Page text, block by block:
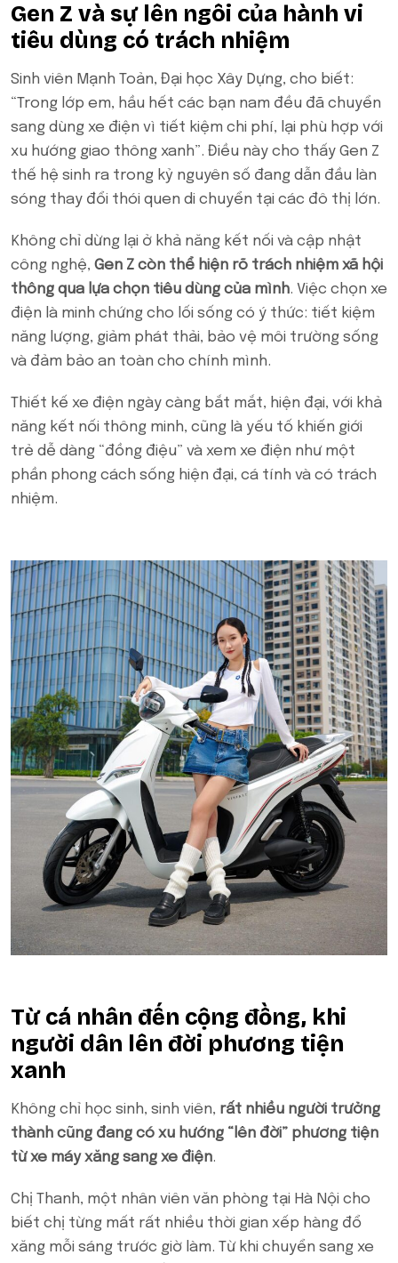
Gen Z và sự lên ngôi của hành vi
tiêu dùng có trách nhiệm
Sinh viên Mạnh Toản, Đại học Xây Dựng, cho biết:
“Trong lớp em, hầu hết các bạn nam đều đã chuyển
sang dùng xe điện vì tiết kiệm chi phí, lại phù hợp với
xu hướng giao thông xanh”. Điều này cho thấy Gen Z
thế hệ sinh ra trong kỷ nguyên số đang dẫn đầu làn
sóng thay đổi thói quen di chuyển tại các đô thị lớn.
Không chỉ dừng lại ở khả năng kết nối và cập nhật
công nghệ, Gen Z còn thể hiện rõ trách nhiệm xã hội
thông qua lựa chọn tiêu dùng của mình. Việc chọn xe
điện là minh chứng cho lối sống có ý thức: tiết kiệm
năng lượng, giảm phát thải, bảo vệ môi trường sống
và đảm bảo an toàn cho chính mình.
Thiết kế xe điện ngày càng bắt mắt, hiện đại, với khả
năng kết nối thông minh, cũng là yếu tố khiến giới
trẻ dễ dàng “đồng điệu” và xem xe điện như một
phần phong cách sống hiện đại, cá tính và có trách
nhiệm.
Từ cá nhân đến cộng đồng, khi
người dân lên đời phương tiện
xanh
Không chỉ học sinh, sinh viên, rất nhiều người trưởng
thành cũng đang có xu hướng “lên đời” phương tiện
từ xe máy xăng sang xe điện.
Chị Thanh, một nhân viên văn phòng tại Hà Nội cho
biết chị từng mất rất nhiều thời gian xếp hàng đổ
xăng mỗi sáng trước giờ làm. Từ khi chuyển sang xe